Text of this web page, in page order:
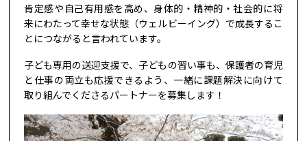
肯定感や自己有用感を高め、身体的・精神的・社会的に将
来にわたって幸せな状態（ウェルビーイング）で成長するこ
とにつながると言われています。
子ども専用の送迎支援で、子どもの習い事も、保護者の育児
と仕事の両立も応援できるよう、一緒に課題解決に向けて
取り組んでくださるパートナーを募集します！